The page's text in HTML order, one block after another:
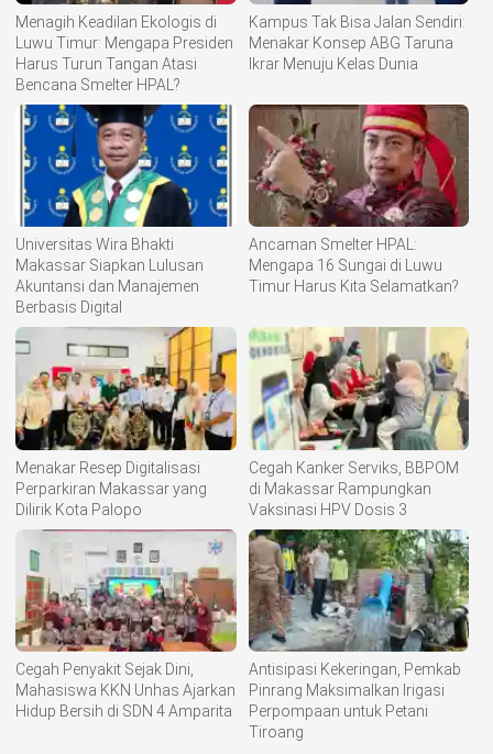
Menagih Keadilan Ekologis di
Luwu Timur: Mengapa Presiden
Harus Turun Tangan Atasi
Bencana Smelter HPAL?
Kampus Tak Bisa Jalan Sendiri:
Menakar Konsep ABG Taruna
Ikrar Menuju Kelas Dunia
Universitas Wira Bhakti
Makassar Siapkan Lulusan
Akuntansi dan Manajemen
Berbasis Digital
Ancaman Smelter HPAL:
Mengapa 16 Sungai di Luwu
Timur Harus Kita Selamatkan?
Menakar Resep Digitalisasi
Perparkiran Makassar yang
Dilirik Kota Palopo
Cegah Kanker Serviks, BBPOM
di Makassar Rampungkan
Vaksinasi HPV Dosis 3
Cegah Penyakit Sejak Dini,
Mahasiswa KKN Unhas Ajarkan
Hidup Bersih di SDN 4 Amparita
Antisipasi Kekeringan, Pemkab
Pinrang Maksimalkan Irigasi
Perpompaan untuk Petani
Tiroang